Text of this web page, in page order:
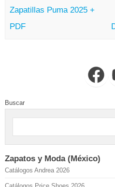
Zapatillas Puma 2025 +
PDF
Facebook
Buscar
Zapatos y Moda (México)
Catálogos Andrea 2026